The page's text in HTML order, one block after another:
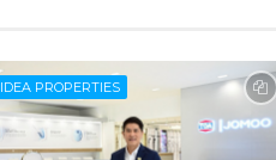
IDEA PROPERTIES